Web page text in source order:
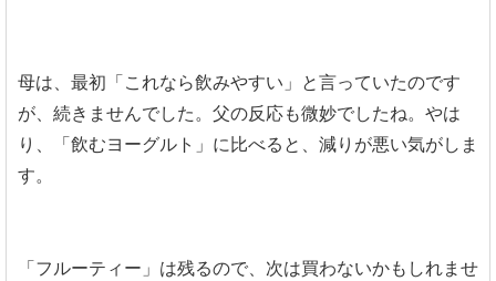
母は、最初「これなら飲みやすい」と言っていたのです
が、続きませんでした。父の反応も微妙でしたね。やは
り、「飲むヨーグルト」に比べると、減りが悪い気がしま
す。
「フルーティー」は残るので、次は買わないかもしれませ